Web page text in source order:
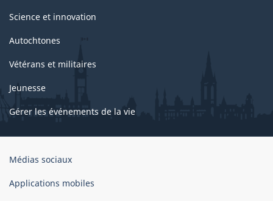
Science et innovation
Autochtones
Vétérans et militaires
Jeunesse
Gérer les événements de la vie
Organisation
gouvernement
Médias sociaux
Applications mobiles